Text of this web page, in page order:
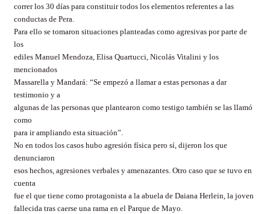
correr los 30 días para constituir todos los elementos referentes a las
conductas de Pera.
Para ello se tomaron situaciones planteadas como agresivas por parte de
los
ediles Manuel Mendoza, Elisa Quartucci, Nicolás Vitalini y los
mencionados
Massarella y Mandará: “Se empezó a llamar a estas personas a dar
testimonio y a
algunas de las personas que plantearon como testigo también se las llamó
como
para ir ampliando esta situación”.
No en todos los casos hubo agresión física pero sí, dijeron los que
denunciaron
esos hechos, agresiones verbales y amenazantes. Otro caso que se tuvo en
cuenta
fue el que tiene como protagonista a la abuela de Daiana Herlein, la joven
fallecida tras caerse una rama en el Parque de Mayo.